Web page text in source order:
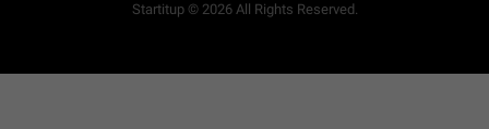
Startitup © 2026 All Rights Reserved.